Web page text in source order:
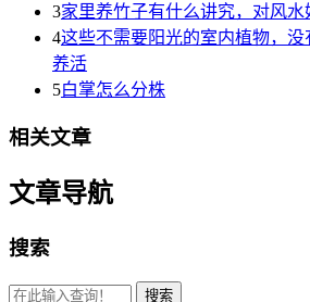
3家里养竹子有什么讲究，对风水
4这些不需要阳光的室内植物，
养活
5白掌怎么分株
相关文章
文章导航
搜索